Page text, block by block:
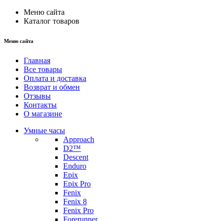
Меню сайта
Каталог товаров
Меню сайта
Главная
Все товары
Оплата и доставка
Возврат и обмен
Отзывы
Контакты
О магазине
Умные часы
Approach
D2™
Descent
Enduro
Epix
Epix Pro
Fenix
Fenix 8
Fenix Pro
Forerunner